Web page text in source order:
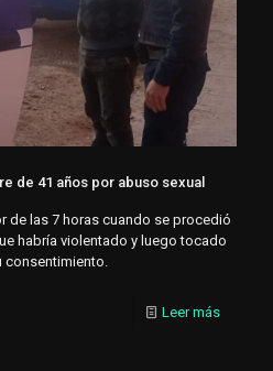
de 41 años por abuso sexual
de las 7 horas cuando se procedió
habría violentado y luego tocado
consentimiento.
Leer más